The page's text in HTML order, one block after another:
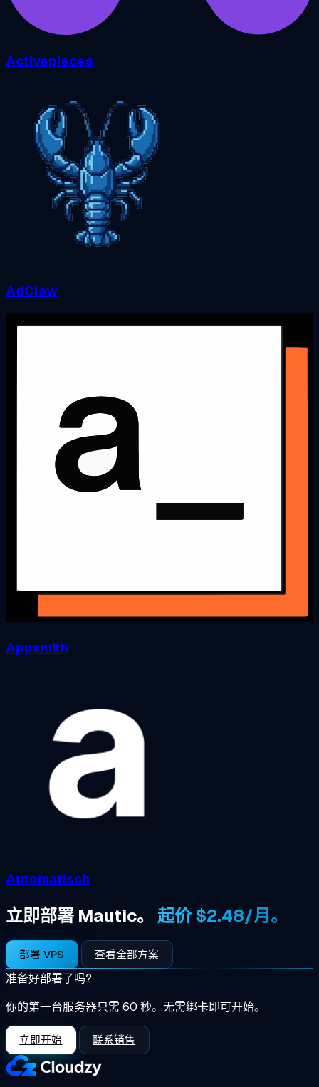
Activepieces
AdClaw
Appsmith
Automatisch
立即部署 Mautic。 起价 $2.48/月。
部署 VPS 查看全部方案
准备好部署了吗?
你的第一台服务器只需 60 秒。无需绑卡即可开始。
立即开始 联系销售